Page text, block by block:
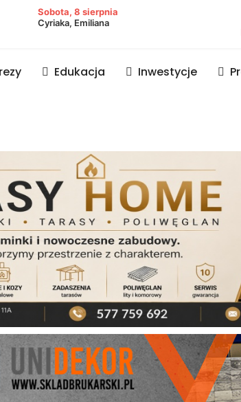
Sobota, 8 sierpnia
Cyriaka, Emiliana
Edukacja Inwestycje